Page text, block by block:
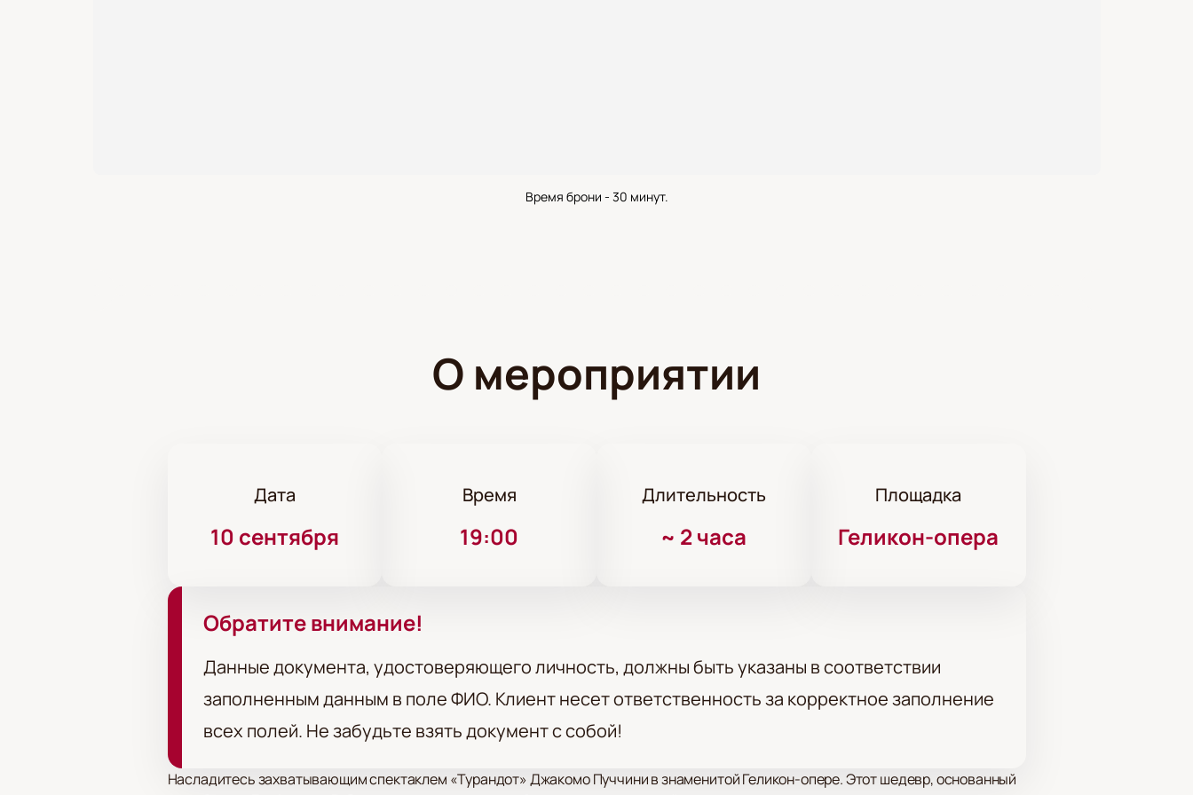
Время брони - 30 минут.
О мероприятии
Дата
10 сентября
Время
19:00
Длительность
~ 2 часа
Площадка
Геликон-опера
Обратите внимание!
Данные документа, удостоверяющего личность, должны быть указаны в соответствии
заполненным данным в поле ФИО. Клиент несет ответственность за корректное заполнение
всех полей. Не забудьте взять документ с собой!
Насладитесь захватывающим спектаклем «Турандот» Джакомо Пуччини в знаменитой Геликон-опере. Этот шедевр, основанный